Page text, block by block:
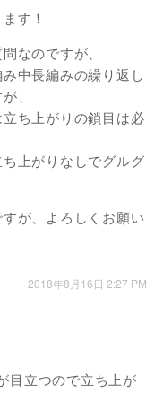
す！
なのですが、
中長編みの繰り返し
、
ち上がりの鎖目は必
上がりなしでグルグ
が、よろしくお願い
2018年8月16日 2:27 PM
目立つので立ち上が